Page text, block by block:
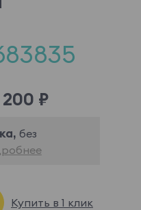
₽
без
Купить в 1 клик